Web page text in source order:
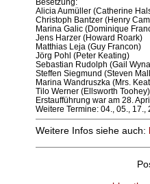
Besetzung:
Alicia Aumüller (Catherine
Christoph Bantzer (Henry
Marina Galic (Dominique
Jens Harzer (Howard Roark)
Matthias Leja (Guy Francon)
Jörg Pohl (Peter Keating)
Sebastian Rudolph (Gail
Steffen Siegmund (Steven
Marina Wandruszka (Mrs.
Tilo Werner (Ellsworth Toohey)
Erstaufführung war am 28.
Weitere Termine: 04., 05.,
Weitere Infos siehe auch: